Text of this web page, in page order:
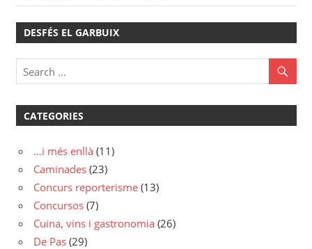
DESFÉS EL GARBUIX
CATEGORIES
…i més enllà (11)
Caminades (23)
Concurs reporterisme (13)
Concursos (7)
Cuina, vins i gastronomia (26)
De Pas (29)